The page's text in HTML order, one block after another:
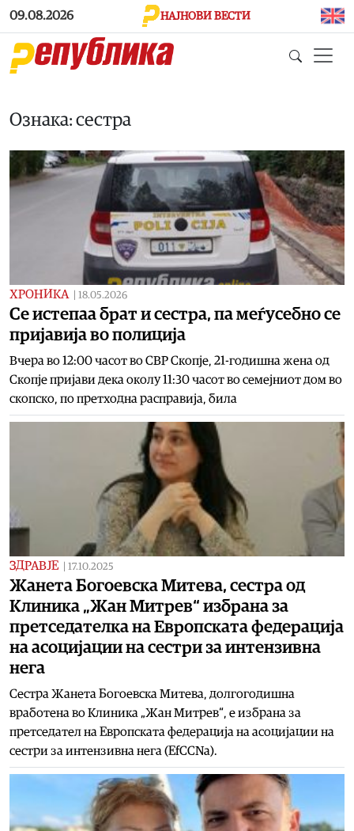
Skip to main content
09.08.2026 НАЈНОВИ ВЕСТИ
Ознака: сестра
ХРОНИКА 18.05.2026
Се истепаа брат и сестра, па меѓусебно се
пријавија во полиција
Вчера во 12:00 часот во СВР Скопје, 21-годишна жена од
Скопје пријави дека околу 11:30 часот во семејниот дом во
скопско, по претходна расправија, била
ЗДРАВЈЕ 17.10.2025
Жанета Богоевска Митева, сестра од
Клиника „Жан Митрев“ избрана за
претседателка на Европската федерација
на асоцијации на сестри за интензивна
нега
Сестра Жанета Богоевска Митева, долгогодишна
вработена во Клиника „Жан Митрев“, е избрана за
претседател на Европската федерација на асоцијации на
сестри за интензивна нега (EfCCNa).